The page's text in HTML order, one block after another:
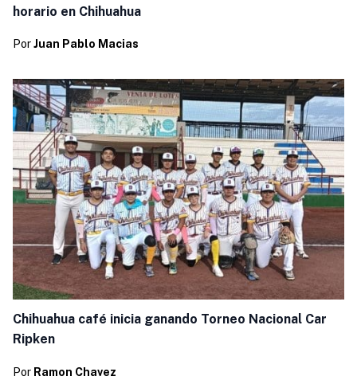
horario en Chihuahua
Por Juan Pablo Macias
Chihuahua café inicia ganando Torneo Nacional Car
Ripken
Por Ramon Chavez